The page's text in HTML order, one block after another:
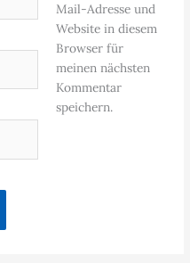
Mail-Adresse und
Website in diesem
Browser für
meinen nächsten
Kommentar
speichern.